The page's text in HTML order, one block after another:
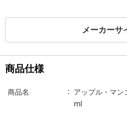
メーカーサ
商品仕様
商品名
アップル・マ
ml